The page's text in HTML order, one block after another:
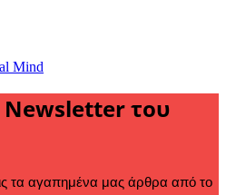
Mind
Newsletter του
τα αγαπημένα μας άρθρα από το